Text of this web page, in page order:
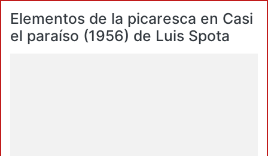
Elementos de la picaresca en Casi
el paraíso (1956) de Luis Spota